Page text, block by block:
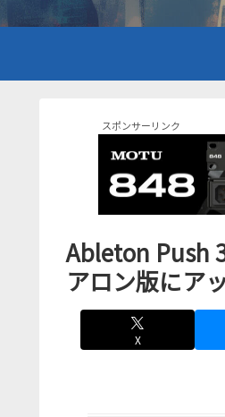
スポンサーリンク
Ableton Push
アロン版にア
X